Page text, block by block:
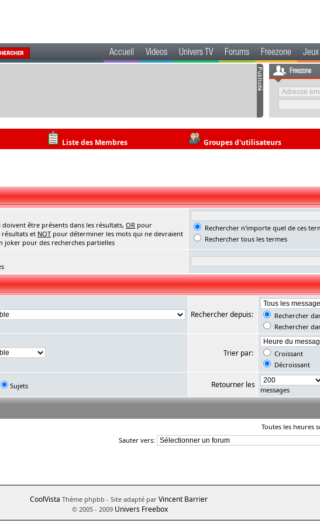
Accueil Videos Univers TV Forums Freezone
Freezone
Liste des Membres Groupes d'utilisateurs
être présents dans les résultats, OR pour
et NOT pour déterminer les mots qui ne devraient
joker pour des recherches partielles
Rechercher n'importe quel de ces
Rechercher tous les termes
Rechercher depuis:
Rechercher
Rechercher
Trier par:
Croissant
Décroissant
Sujets Retourner les
messages
Toutes les heures
Sauter vers:
CoolVista Thème phpbb - Site adapté par Vincent Barrier
© 2005 - 2009 Univers Freebox